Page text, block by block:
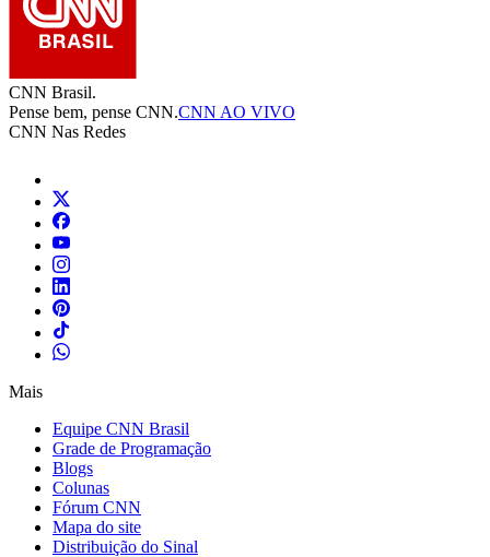
CNN Brasil.
Pense bem, pense CNN.CNN AO VIVO
CNN Nas Redes
Mais
Equipe CNN Brasil
Grade de Programação
Blogs
Colunas
Fórum CNN
Mapa do site
Distribuição do Sinal